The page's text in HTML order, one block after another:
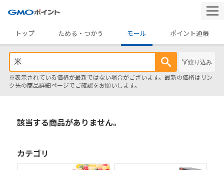
トップ
ためる・つかう モール ポイント通帳
絞り込み
※表示されている価格が最新ではない場合がございます。最新の価格はリン
ク先の商品詳細ページでご確認をお願いします。
該当する商品がありません。
カテゴリ